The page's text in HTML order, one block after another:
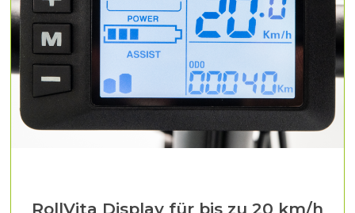
RollVita Display für bis zu 20 km/h